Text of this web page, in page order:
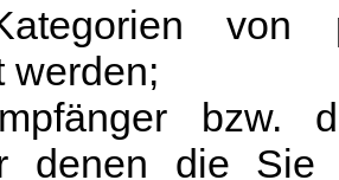
von
werden;
bzw.
denen die Sie